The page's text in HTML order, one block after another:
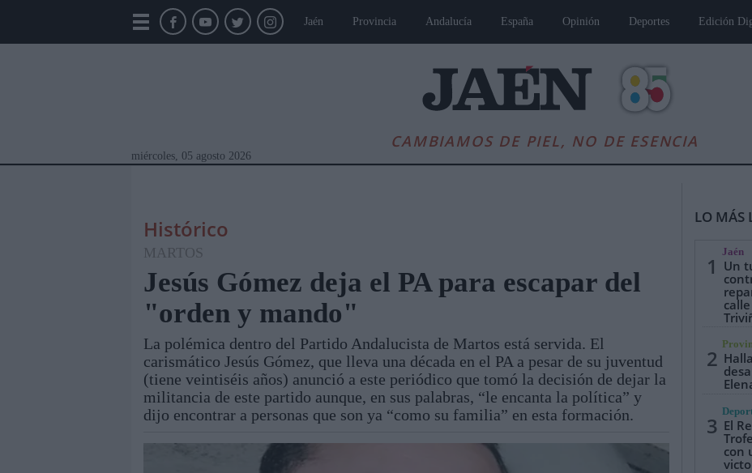
Jaén Provincia Andalucía España Opinión Deportes Edición
CAMBIAMOS DE PIEL, NO DE ESENCIA
miércoles, 05 agosto 2026
Módulos Portada Jaén Provincia Linares Jaén,
Histórico
MARTOS
Jesús Gómez deja el PA para escapar del
"orden y mando"
La polémica dentro del Partido Andalucista de Martos está servida. El
carismático Jesús Gómez, que lleva una década en el PA a pesar de su juventud
(tiene veintiséis años) anunció a este periódico que tomó la decisión de dejar la
militancia de este partido aunque, en sus palabras, “le encanta la política” y
dijo encontrar a personas que son ya “como su familia” en esta formación.
LO MÁS
1
Jaén
Un
2
3 El
con